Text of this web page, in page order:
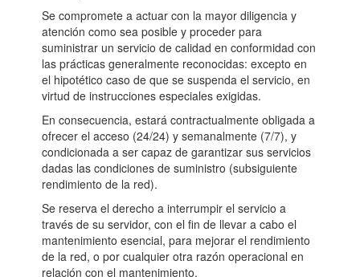
Se compromete a actuar con la mayor diligencia y
atención como sea posible y proceder para
suministrar un servicio de calidad en conformidad con
las prácticas generalmente reconocidas: excepto en
el hipotético caso de que se suspenda el servicio, en
virtud de instrucciones especiales exigidas.
En consecuencia, estará contractualmente obligada a
ofrecer el acceso (24/24) y semanalmente (7/7), y
condicionada a ser capaz de garantizar sus servicios
dadas las condiciones de suministro (subsiguiente
rendimiento de la red).
Se reserva el derecho a interrumpir el servicio a
través de su servidor, con el fin de llevar a cabo el
mantenimiento esencial, para mejorar el rendimiento
de la red, o por cualquier otra razón operacional en
relación con el mantenimiento.